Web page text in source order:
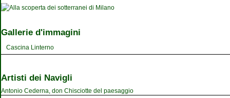
Gallerie d'immagini
Cascina Linterno
Artisti dei Navigli
Antonio Cederna, don Chisciotte del paesaggio